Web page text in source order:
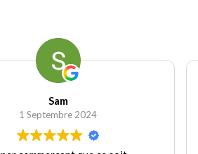
Sam
1 Septembre 2024